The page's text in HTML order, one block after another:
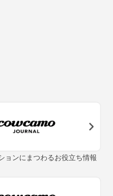
ョンにまつわるお役立ち情報